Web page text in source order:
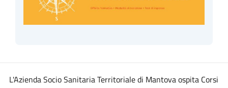
L'Azienda Socio Sanitaria Territoriale di Mantova ospita Corsi